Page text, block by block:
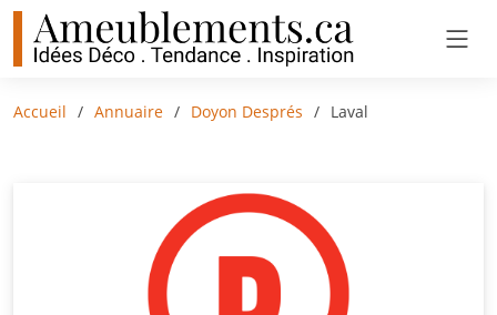
Accueil Annuaire Doyon Després Laval